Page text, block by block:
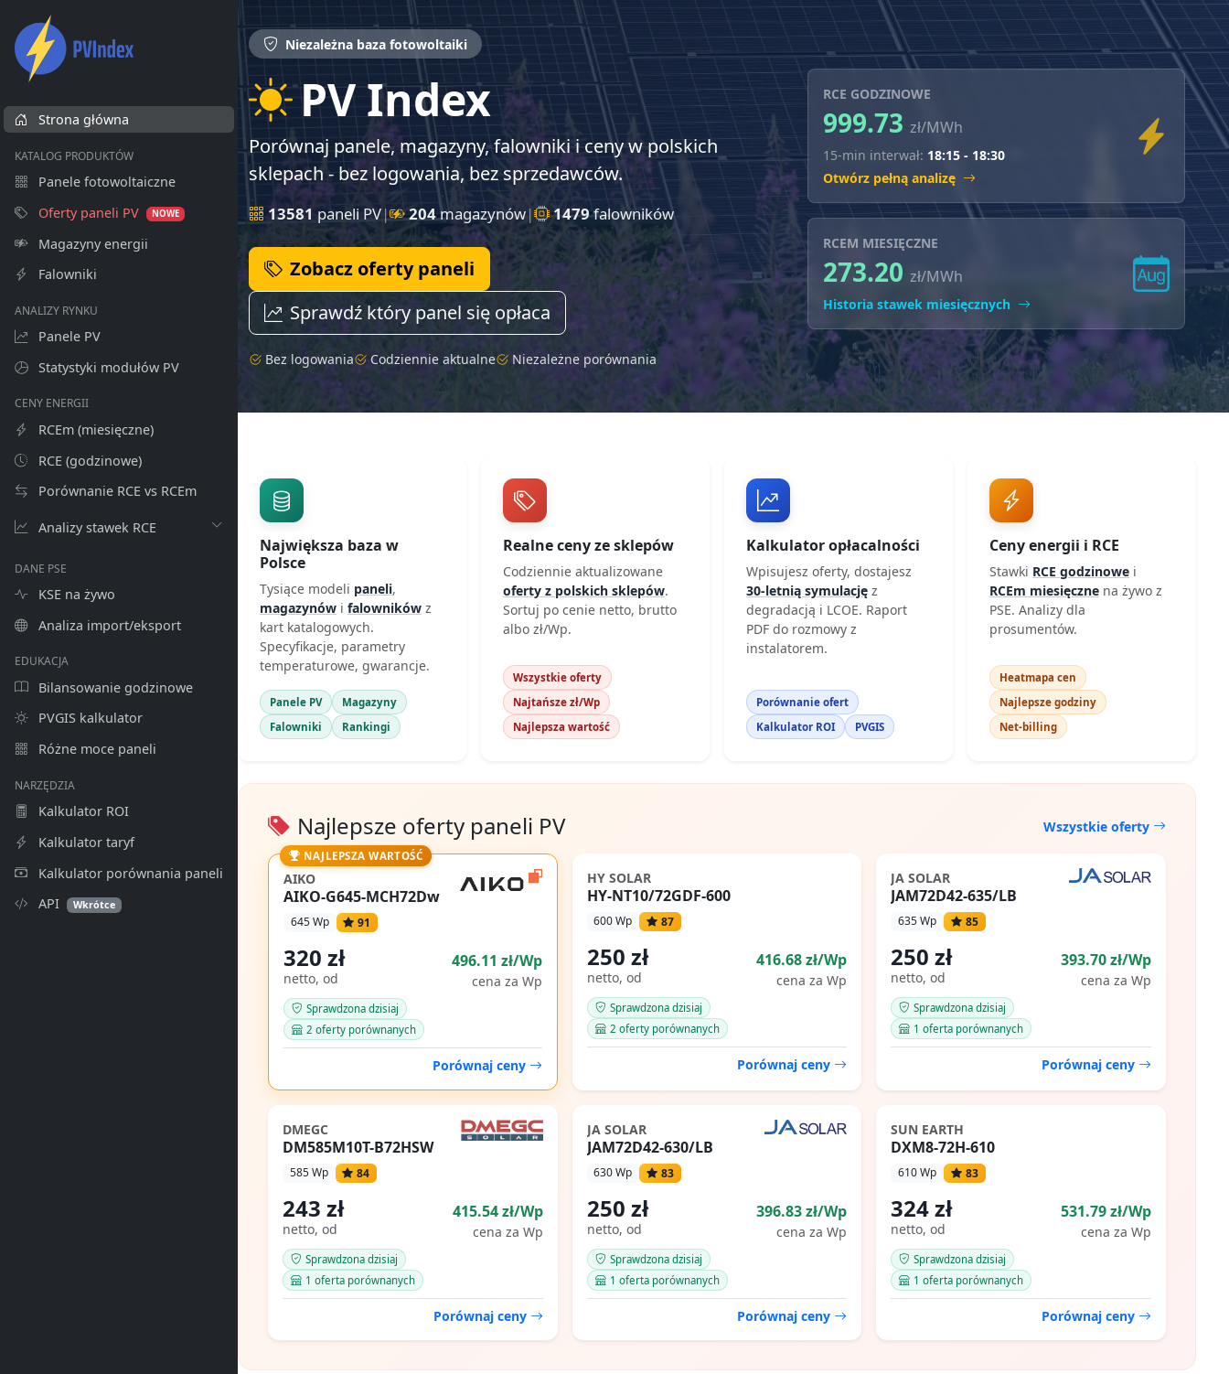
Strona główna
KATALOG PRODUKTÓW
Panele fotowoltaiczne
Oferty paneli PV
NOWE
Magazyny energii
Falowniki
ANALIZY RYNKU
Panele PV
Statystyki modułów PV
CENY ENERGII
RCEm (miesięczne)
RCE (godzinowe)
Porównanie RCE vs RCEm
Analizy stawek RCE
DANE PSE
KSE na żywo
Analiza import/eksport
EDUKACJA
Bilansowanie godzinowe
PVGIS kalkulator
Różne moce paneli
NARZĘDZIA
Kalkulator ROI
Kalkulator taryf
Kalkulator porównania paneli
API
Wkrótce
Niezależna baza fotowoltaiki
PV Index- baza paneli fotowoltaicznych,
Porównaj panele, magazyny, falowniki i ceny w polskich
sklepach - bez logowania, bez sprzedawców.
13581 paneli PV| 204magazynów| 1479falowników
Zobacz oferty paneli
Sprawdź który panel się opłaca
Bez logowania Codziennie aktualne Niezależne porównania
RCE GODZINOWE
999.73zł/MWh
15-min interwał: 18:15 - 18:30
Otwórz pełną analizę
RCEM MIESIĘCZNE
273.20zł/MWh
Historia stawek miesięcznych
Największa baza w
Polsce
Tysiące modeli paneli,
magazynów i falowników z
kart katalogowych.
Specyfikacje, parametry
temperaturowe, gwarancje.
Panele PV
Magazyny
Falowniki
Rankingi
Realne ceny ze sklepów
Codziennie aktualizowane
oferty z polskich sklepów.
Sortuj po cenie netto, brutto
albo zł/Wp.
Wszystkie oferty
Najtańsze zł/Wp
Najlepsza wartość
Kalkulator opłacalności
Wpisujesz oferty, dostajesz
30-letnią symulację z
degradacją i LCOE. Raport
PDF do rozmowy z
instalatorem.
Porównanie ofert
Kalkulator ROI
PVGIS
Ceny energii i RCE
Stawki RCE godzinowe i
RCEm miesięczne na żywo z
PSE. Analizy dla
prosumentów.
Heatmapa cen
Najlepsze godziny
Net-billing
Najlepsze oferty paneli PV Wszystkie oferty
NAJLEPSZA WARTOŚĆ
AIKO
AIKO-G645-MCH72Dw
645 Wp 91
320 zł
netto, od
496.11 zł/Wp
cena za Wp
Sprawdzona dzisiaj
2 oferty porównanych
Porównaj ceny
HY SOLAR
HY-NT10/72GDF-600
600 Wp 87
250 zł
netto, od
416.68 zł/Wp
cena za Wp
Sprawdzona dzisiaj
2 oferty porównanych
Porównaj ceny
JA SOLAR
JAM72D42-635/LB
635 Wp 85
250 zł
netto, od
393.70 zł/Wp
cena za Wp
Sprawdzona dzisiaj
1 oferta porównanych
Porównaj ceny
DMEGC
DM585M10T-B72HSW
585 Wp 84
243 zł
netto, od
415.54 zł/Wp
cena za Wp
Sprawdzona dzisiaj
1 oferta porównanych
Porównaj ceny
JA SOLAR
JAM72D42-630/LB
630 Wp 83
250 zł
netto, od
396.83 zł/Wp
cena za Wp
Sprawdzona dzisiaj
1 oferta porównanych
Porównaj ceny
SUN EARTH
DXM8-72H-610
610 Wp 83
324 zł
netto, od
531.79 zł/Wp
cena za Wp
Sprawdzona dzisiaj
1 oferta porównanych
Porównaj ceny